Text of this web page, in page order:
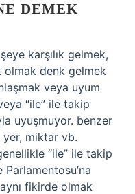
DEMEK
karşılık gelmek,
olmak denk gelmek
veya uyum
“ile” ile takip
uyuşmuyor. benzer
miktar vb.
“ile” ile takip
fikirde olmak